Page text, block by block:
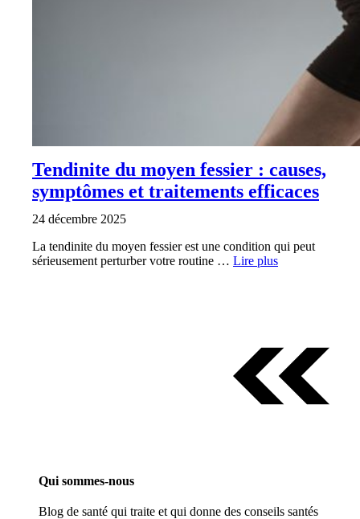
Tendinite du moyen fessier : causes,
symptômes et traitements efficaces
24 décembre 2025
La tendinite du moyen fessier est une condition qui peut
sérieusement perturber votre routine … Lire plus
Qui sommes-nous
Blog de santé qui traite et qui donne des conseils santés